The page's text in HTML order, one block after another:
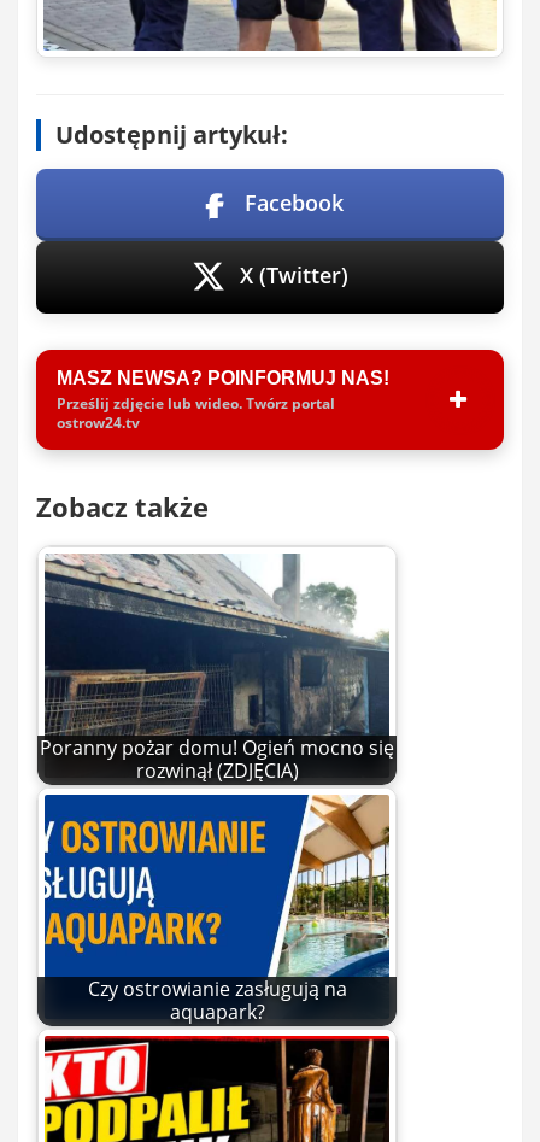
Udostępnij artykuł:
Facebook
X (Twitter)
MASZ NEWSA? POINFORMUJ NAS!
Prześlij zdjęcie lub wideo. Twórz portal
ostrow24.tv
Zobacz także
Poranny pożar domu! Ogień mocno się
rozwinął (ZDJĘCIA)
Czy ostrowianie zasługują na
aquapark?